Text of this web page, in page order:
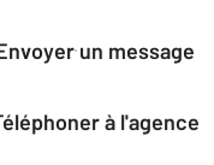
Envoyer un message
Téléphoner à l'agence